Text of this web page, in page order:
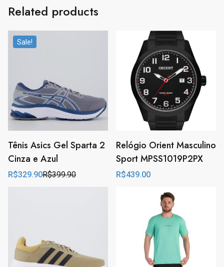
Related products
Sale!
Tênis Asics Gel Sparta 2
Cinza e Azul
R$399.90
Original
R$329.90
Current
Relógio Orient Masculino
Sport MPSS1019P2PX
R$439.00